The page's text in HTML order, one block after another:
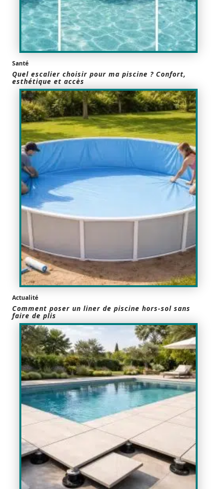
Santé
Quel escalier choisir pour ma piscine ? Confort,
esthétique et accès
Actualité
Comment poser un liner de piscine hors-sol sans
faire de plis